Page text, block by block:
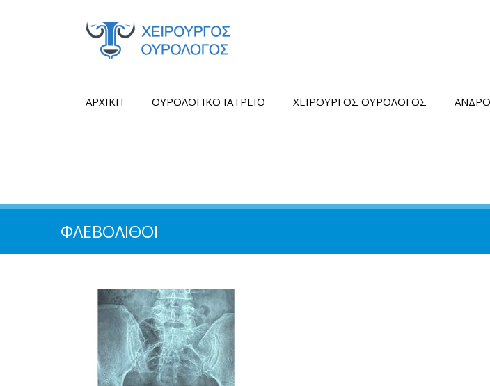
ΑΡΧΙΚΗ ΟΥΡΟΛΟΓΙΚΟ ΙΑΤΡΕΙΟ ΧΕΙΡΟΥΡΓΟΣ ΟΥΡΟΛΟΓΟΣ
ΦΛΕΒΌΛΙΘΟΙ